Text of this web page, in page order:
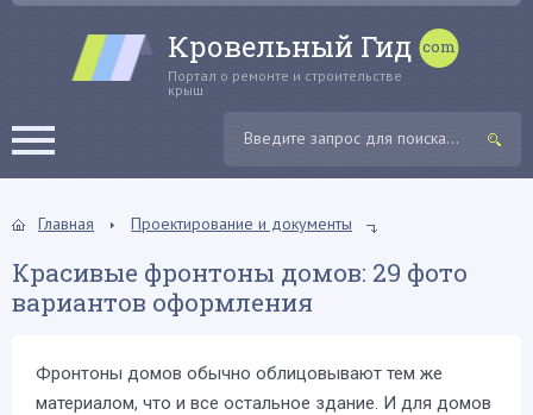
Кровельный Гид
Портал о ремонте и строительстве
крыш
Главная Проектирование и документы
Красивые фронтоны домов: 29 фото
вариантов оформления
Фронтоны домов обычно облицовывают тем же
материалом, что и все остальное здание. И для домов